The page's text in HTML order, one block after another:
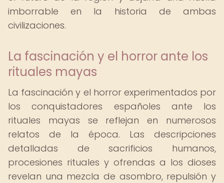
imborrable en la historia de ambas
civilizaciones.
La fascinación y el horror ante los
rituales mayas
La fascinación y el horror experimentados por
los conquistadores españoles ante los
rituales mayas se reflejan en numerosos
relatos de la época. Las descripciones
detalladas de sacrificios humanos,
procesiones rituales y ofrendas a los dioses
revelan una mezcla de asombro, repulsión y